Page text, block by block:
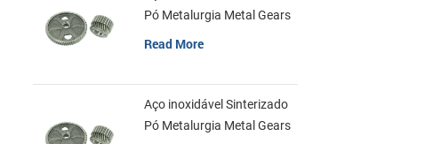
Pó Metalurgia Metal Gears
Read More
Aço inoxidável Sinterizado
Pó Metalurgia Metal Gears